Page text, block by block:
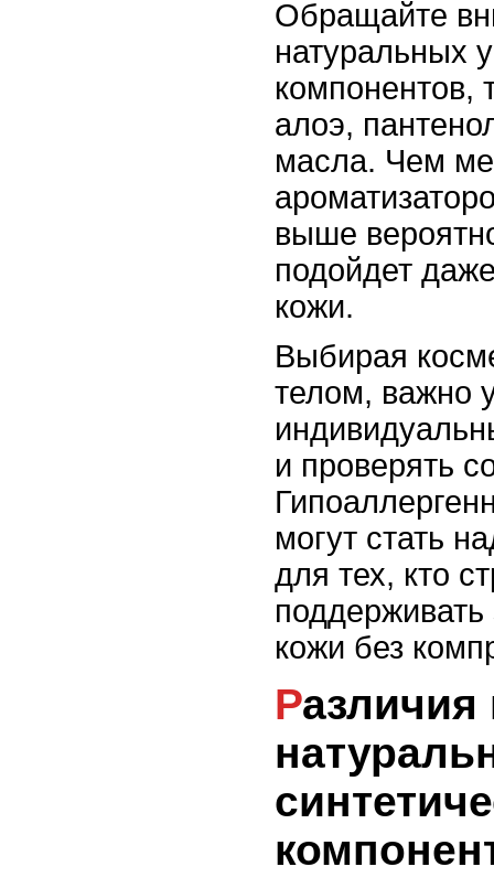
Обращайте
натуральных
компонентов,
алоэ,
масла. Чем
выше
подойдет
кожи.
Выбирая
телом, важно
и проверять
могут стать
для тех, кто
кожи без
Различия между